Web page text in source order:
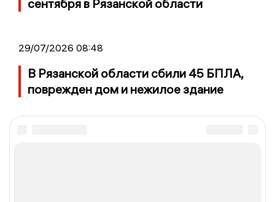
сентября в Рязанской области
29/07/2026 08:48
В Рязанской области сбили 45 БПЛА,
поврежден дом и нежилое здание